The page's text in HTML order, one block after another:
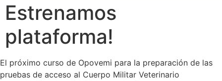
Estrenamos
plataforma!
El próximo curso de Opovemi para la preparación de las
pruebas de acceso al Cuerpo Militar Veterinario